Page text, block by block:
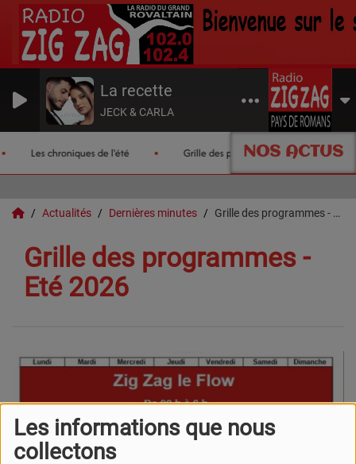
Les informations que nous
collectons
La recette
JECK & CARLA
NOS ACTUS
Les chroniques de l'été Grille des programmes - Eté 2026
Actualités Dernières minutes Grille des programmes - Eté 2026
Grille des programmes -
Eté 2026